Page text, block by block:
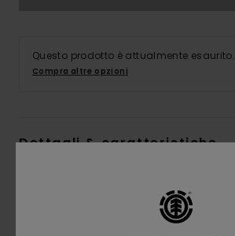
Questo prodotto è attualmente esaurito.
Compra altre opzioni
Dettagli & caratteristiche
Codice colore